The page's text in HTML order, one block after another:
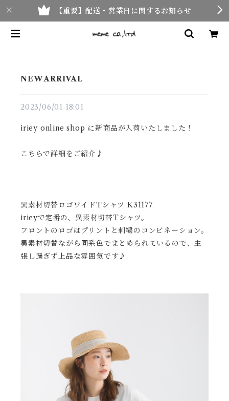
【重要】配送・営業日に関するお知らせ
NEW ARRIVAL
2023/06/01 18:01
iriey online shop に新商品が入荷いたしました！
こちらで詳細をご紹介♪
異素材切替ロゴワイドTシャツ K31177
irieyで定番の、異素材切替Tシャツ。
フロントのロゴはプリントと刺繍のコンビネーション。
異素材切替ながら同系色でまとめられているので、主
張し過ぎず上品な雰囲気です♪